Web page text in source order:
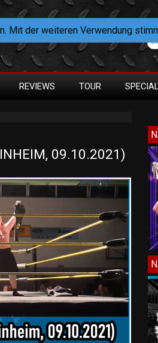
REVIEWS TOUR
09.10.2021)
Mit der weiteren Verwendung